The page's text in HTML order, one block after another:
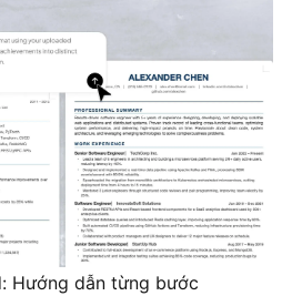
Hướng dẫn từng bước